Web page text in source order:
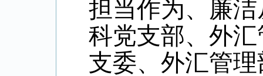
担当作为、廉
科党支部、外
支委、外汇管理